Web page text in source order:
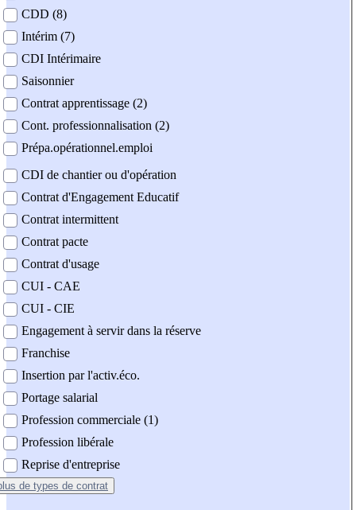
CDD (8)
Intérim (7)
CDI Intérimaire
Saisonnier
Contrat apprentissage (2)
Cont. professionnalisation (2)
Prépa.opérationnel.emploi
CDI de chantier ou d'opération
Contrat d'Engagement Educatif
Contrat intermittent
Contrat pacte
Contrat d'usage
CUI - CAE
CUI - CIE
Engagement à servir dans la réserve
Franchise
Insertion par l'activ.éco.
Portage salarial
Profession commerciale (1)
Profession libérale
Reprise d'entreprise
de types de contrat